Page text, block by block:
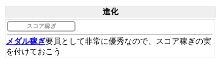
進化
スコア稼ぎ
メダル稼ぎ要員として非常に優秀なので、スコア稼ぎの実
を付けておこう